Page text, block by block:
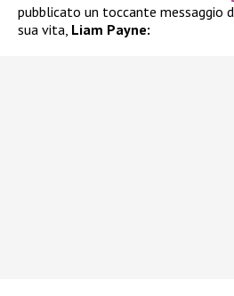
pubblicato un toccante messaggio
sua vita, Liam Payne: